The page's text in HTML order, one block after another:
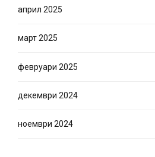
април 2025
март 2025
февруари 2025
декември 2024
ноември 2024